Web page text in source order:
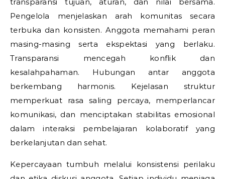
Pengelola menjelaskan arah komunitas secara
terbuka dan konsisten. Anggota memahami peran
masing-masing serta ekspektasi yang berlaku.
Transparansi mencegah konflik dan
kesalahpahaman. Hubungan antar anggota
berkembang harmonis. Kejelasan struktur
memperkuat rasa saling percaya, memperlancar
komunikasi, dan menciptakan stabilitas emosional
dalam interaksi pembelajaran kolaboratif yang
berkelanjutan dan sehat.
Kepercayaan tumbuh melalui konsistensi perilaku